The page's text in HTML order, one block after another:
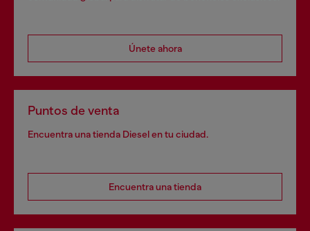
Únete ahora
Puntos de venta
Encuentra una tienda Diesel en tu ciudad.
Encuentra una tienda